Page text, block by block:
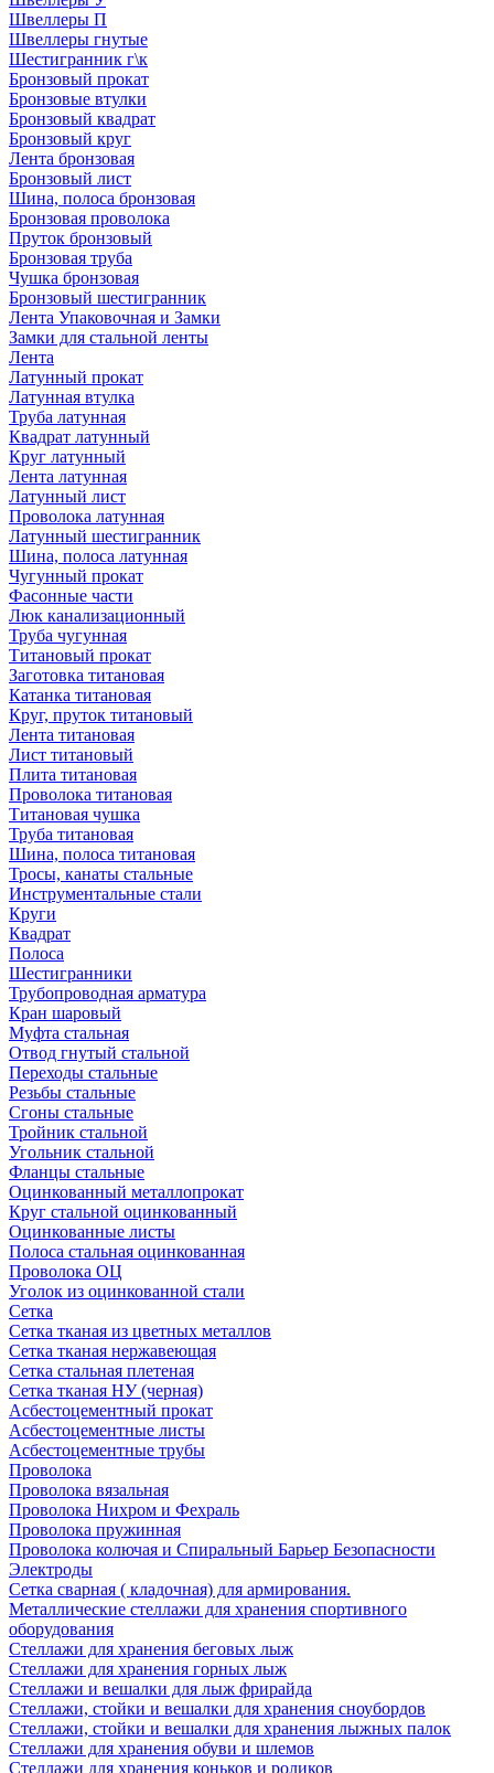
Швеллеры П
Швеллеры гнутые
Шестигранник г\к
Бронзовый прокат
Бронзовые втулки
Бронзовый квадрат
Бронзовый круг
Лента бронзовая
Бронзовый лист
Шина, полоса бронзовая
Бронзовая проволока
Пруток бронзовый
Бронзовая труба
Чушка бронзовая
Бронзовый шестигранник
Лента Упаковочная и Замки
Замки для стальной ленты
Лента
Латунный прокат
Латунная втулка
Труба латунная
Квадрат латунный
Круг латунный
Лента латунная
Латунный лист
Проволока латунная
Латунный шестигранник
Шина, полоса латунная
Чугунный прокат
Фасонные части
Люк канализационный
Труба чугунная
Титановый прокат
Заготовка титановая
Катанка титановая
Круг, пруток титановый
Лента титановая
Лист титановый
Плита титановая
Проволока титановая
Титановая чушка
Труба титановая
Шина, полоса титановая
Тросы, канаты стальные
Инструментальные стали
Круги
Квадрат
Полоса
Шестигранники
Трубопроводная арматура
Кран шаровый
Муфта стальная
Отвод гнутый стальной
Переходы стальные
Резьбы стальные
Сгоны стальные
Тройник стальной
Угольник стальной
Фланцы стальные
Оцинкованный металлопрокат
Круг стальной оцинкованный
Оцинкованные листы
Полоса стальная оцинкованная
Проволока ОЦ
Уголок из оцинкованной стали
Сетка
Сетка тканая из цветных металлов
Сетка тканая нержавеющая
Сетка стальная плетеная
Сетка тканая НУ (черная)
Асбестоцементный прокат
Асбестоцементные листы
Асбестоцементные трубы
Проволока
Проволока вязальная
Проволока Нихром и Фехраль
Проволока пружинная
Проволока колючая и Спиральный Барьер Безопасности
Электроды
Сетка сварная ( кладочная) для армирования.
Металлические стеллажи для хранения спортивного
оборудования
Стеллажи для хранения беговых лыж
Стеллажи для хранения горных лыж
Стеллажи и вешалки для лыж фрирайда
Стеллажи, стойки и вешалки для хранения сноубордов
Стеллажи, стойки и вешалки для хранения лыжных палок
Стеллажи для хранения обуви и шлемов
Стеллажи для хранения коньков и роликов